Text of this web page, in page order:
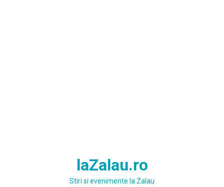
laZalau.ro
Stiri si evenimente la Zalau